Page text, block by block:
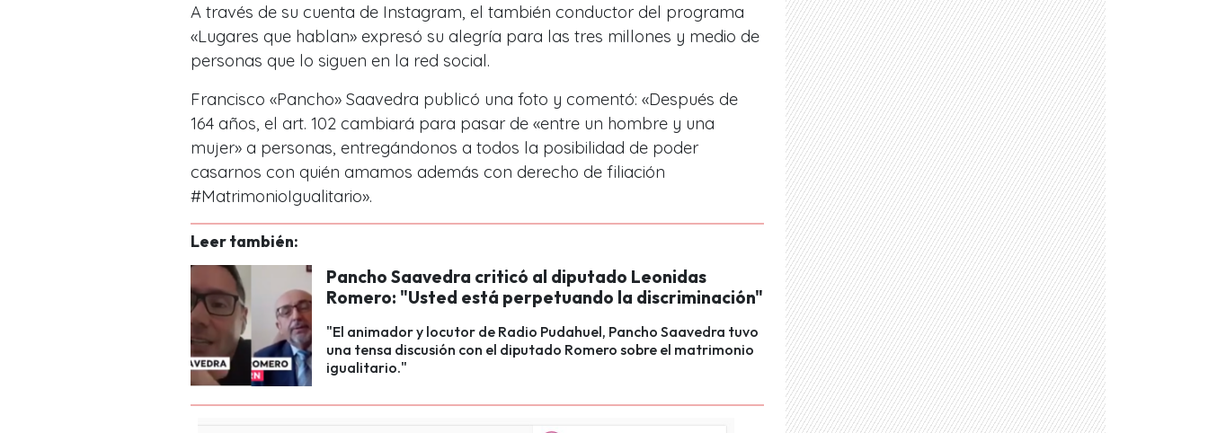
A través de su cuenta de Instagram, el también conductor del programa
«Lugares que hablan» expresó su alegría para las tres millones y medio de
personas que lo siguen en la red social.
Francisco «Pancho» Saavedra publicó una foto y comentó: «Después de
164 años, el art. 102 cambiará para pasar de «entre un hombre y una
mujer» a personas, entregándonos a todos la posibilidad de poder
casarnos con quién amamos además con derecho de filiación
#MatrimonioIgualitario».
Leer también:
Pancho Saavedra criticó al diputado Leonidas
Romero: "Usted está perpetuando la discriminación"
"El animador y locutor de Radio Pudahuel, Pancho Saavedra tuvo
una tensa discusión con el diputado Romero sobre el matrimonio
igualitario."